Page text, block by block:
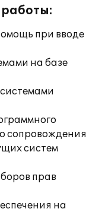
при вводе
на базе
сопровождения
систем
прав
на